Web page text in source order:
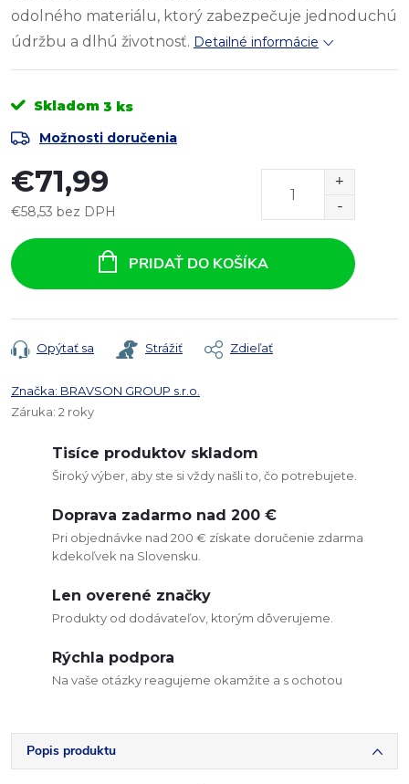
odolného materiálu, ktorý zabezpečuje jednoduchú
údržbu a dlhú životnosť. Detailné informácie
Skladom 3 ks
Možnosti doručenia
€71,99
€58,53 bez DPH
cena:
PRIDAŤ DO KOŠÍKA
Opýtať sa Strážiť Zdieľať
Značka: BRAVSON GROUP s.r.o.
Záruka: 2 roky
Tisíce produktov skladom
Široký výber, aby ste si vždy našli to, čo potrebujete.
Doprava zadarmo nad 200 €
Pri objednávke nad 200 € získate doručenie zdarma
kdekoľvek na Slovensku.
Len overené značky
Produkty od dodávateľov, ktorým dôverujeme.
Rýchla podpora
Na vaše otázky reagujeme okamžite a s ochotou
Popis produktu